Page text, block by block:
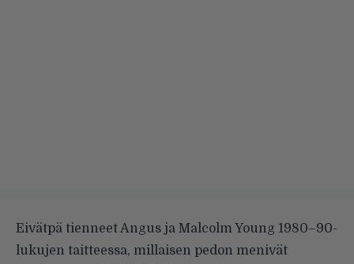
Eivätpä tienneet Angus ja Malcolm Young 1980–90-
lukujen taitteessa, millaisen pedon menivät